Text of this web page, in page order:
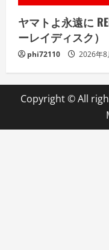
ヤマトよ永遠に
ーレイディスク）
phi72110 2026年8
Copyright © All